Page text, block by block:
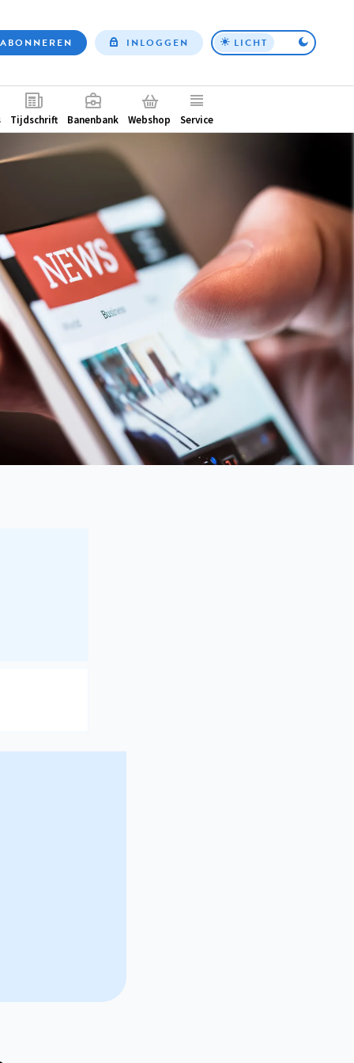
Top
ABONNEREN INLOGGEN LICHT
Tijdschrift Banenbank Webshop Service